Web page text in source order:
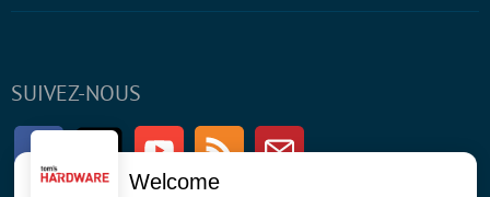
SUIVEZ-NOUS
FacebookTwitter Youtube RSS Newsletter
Welcome